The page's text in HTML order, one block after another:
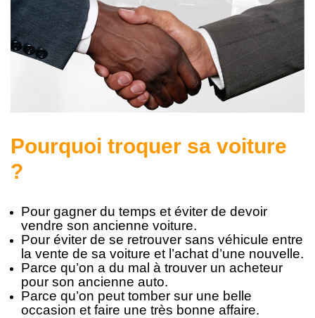
Pourquoi troquer sa voiture
?
Pour gagner du temps et éviter de devoir
vendre son ancienne voiture.
Pour éviter de se retrouver sans véhicule entre
la vente de sa voiture et l’achat d’une nouvelle.
Parce qu’on a du mal à trouver un acheteur
pour son ancienne auto.
Parce qu’on peut tomber sur une belle
occasion et faire une très bonne affaire.